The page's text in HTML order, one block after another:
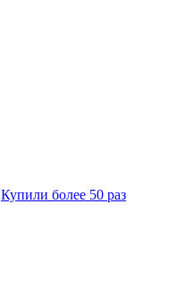
Купили более 50 раз